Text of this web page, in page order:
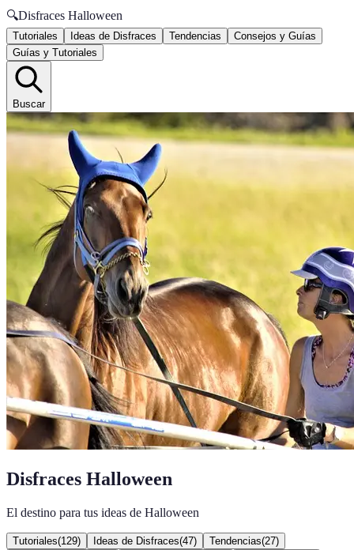
🔍Disfraces Halloween
Tutoriales Ideas de Disfraces Tendencias
Consejos y Guías
Guías y Tutoriales
Buscar
Disfraces Halloween
El destino para tus ideas de Halloween
Tutoriales(129) Ideas de Disfraces(47) Tendencias(27)